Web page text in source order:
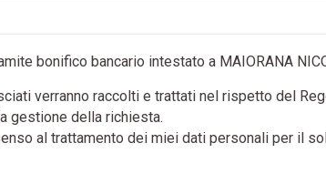
bonifico bancario intestato a MAIORANA
verranno raccolti e trattati nel rispetto del
gestione della richiesta.
al trattamento dei miei dati personali per il